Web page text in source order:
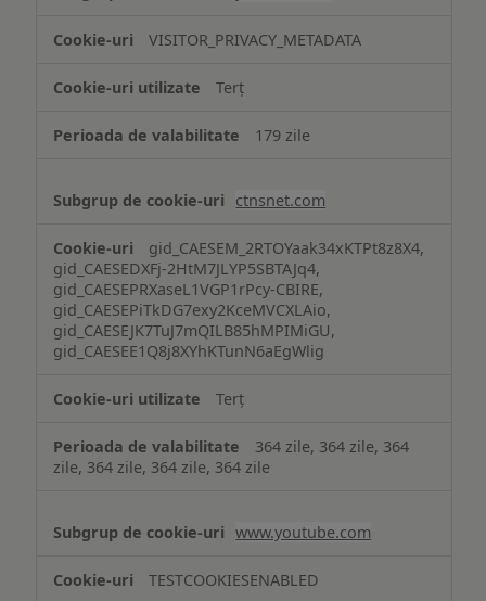
VISITOR_PRIVACY_METADATA
Terț
179 zile
ctnsnet.com
gid_CAESEM_2RTOYaak34xKTPt8z8X4,
gid_CAESEDXFj-2HtM7JLYP5SBTAJq4,
gid_CAESEPRXaseL1VGP1rPcy-CBIRE,
gid_CAESEPiTkDG7exy2KceMVCXLAio,
gid_CAESEJK7TuJ7mQILB85hMPIMiGU,
gid_CAESEE1Q8j8XYhKTunN6aEgWlig
Terț
364 zile, 364 zile, 364
zile, 364 zile, 364 zile, 364 zile
www.youtube.com
TESTCOOKIESENABLED